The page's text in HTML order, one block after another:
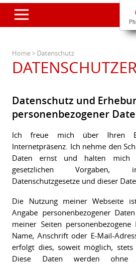
+
+
Home> Datenschutz
Datenschutz und
personenbezogener
Ich freue mich über Ihren
Internetpräsenz. Ich nehme den
Daten ernst und halten
gesetzlichen Vorgaben,
Datenschutzgesetze und dieser
Die Nutzung meiner Webseite
Angabe personenbezogener
meiner Seiten personenbezogene
Name, Anschrift oder E-Mail-
erfolgt dies, soweit möglich, stets
Diese Daten werden ohne